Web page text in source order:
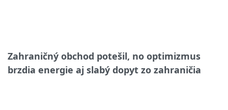
Zahraničný obchod potešil, no optimizmus
brzdia energie aj slabý dopyt zo zahraničia